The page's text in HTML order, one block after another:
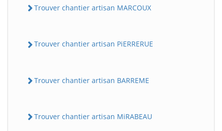
Trouver chantier artisan MARCOUX
Trouver chantier artisan PiERRERUE
Trouver chantier artisan BARREME
Trouver chantier artisan MiRABEAU